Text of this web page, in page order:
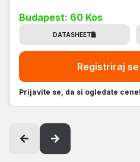
Budapest: 60 Kos
DATASHEET
Registriraj
Prijavite se, da si ogledate cene!